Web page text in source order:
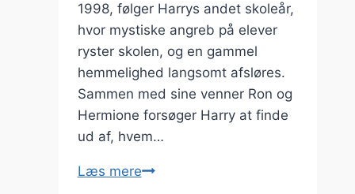
1998, følger Harrys andet skoleår,
hvor mystiske angreb på elever
ryster skolen, og en gammel
hemmelighed langsomt afsløres.
Sammen med sine venner Ron og
Hermione forsøger Harry at finde
ud af, hvem…
Læs mereHarry